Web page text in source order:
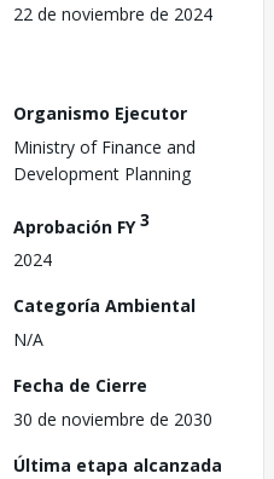
22 de noviembre de 2024
Organismo Ejecutor
Ministry of Finance and
Development Planning
Aprobación FY3
2024
Categoría Ambiental
N/A
Fecha de Cierre
30 de noviembre de 2030
Última etapa alcanzada